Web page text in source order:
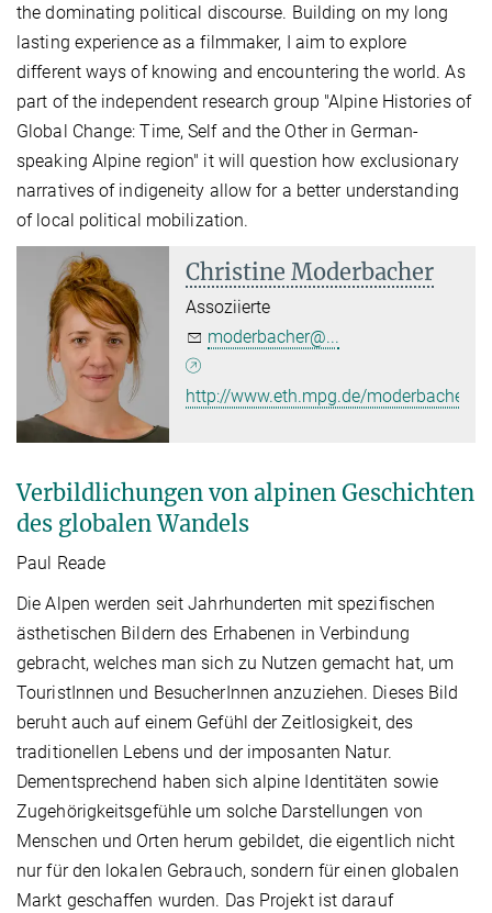
the dominating political discourse. Building on my long
lasting experience as a filmmaker, I aim to explore
different ways of knowing and encountering the world. As
part of the independent research group "Alpine Histories of
Global Change: Time, Self and the Other in German-
speaking Alpine region" it will question how exclusionary
narratives of indigeneity allow for a better understanding
of local political mobilization.
Christine Moderbacher
Assoziierte
moderbacher@...
http://www.eth.mpg.de/moderbacher
Verbildlichungen von alpinen Geschichten
des globalen Wandels
Paul Reade
Die Alpen werden seit Jahrhunderten mit spezifischen
ästhetischen Bildern des Erhabenen in Verbindung
gebracht, welches man sich zu Nutzen gemacht hat, um
TouristInnen und BesucherInnen anzuziehen. Dieses Bild
beruht auch auf einem Gefühl der Zeitlosigkeit, des
traditionellen Lebens und der imposanten Natur.
Dementsprechend haben sich alpine Identitäten sowie
Zugehörigkeitsgefühle um solche Darstellungen von
Menschen und Orten herum gebildet, die eigentlich nicht
nur für den lokalen Gebrauch, sondern für einen globalen
Markt geschaffen wurden. Das Projekt ist darauf